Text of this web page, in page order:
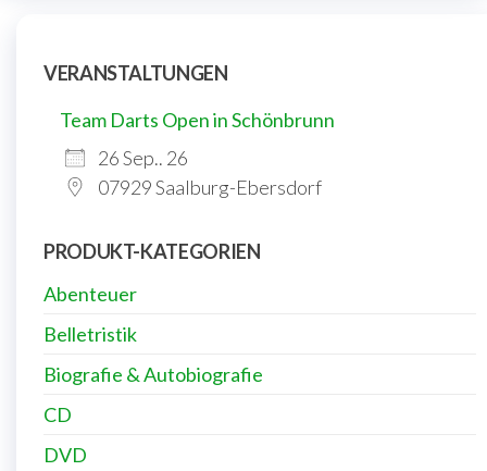
VERANSTALTUNGEN
Team Darts Open in Schönbrunn
26 Sep.. 26
07929 Saalburg-Ebersdorf
PRODUKT-KATEGORIEN
Abenteuer
Belletristik
Biografie & Autobiografie
CD
DVD